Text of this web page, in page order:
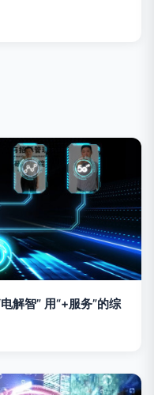
解智” 用“+服务”的综